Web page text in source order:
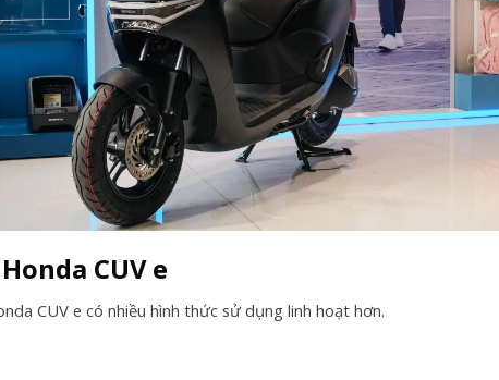
CUV e
CUV e có nhiều hình thức sử dụng linh hoạt hơn.